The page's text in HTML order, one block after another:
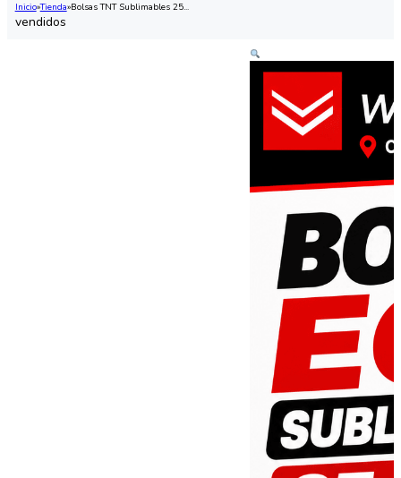
Inicio Tienda Bolsas TNT Sublimables 25...
vendidos